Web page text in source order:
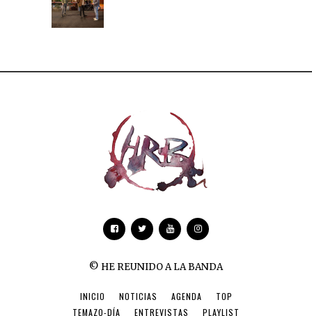
© HE REUNIDO A LA BANDA
INICIO NOTICIAS AGENDA
TOP
TEMAZO-DÍA
ENTREVISTAS PLAYLIST